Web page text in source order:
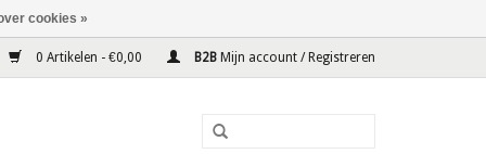
0 Artikelen - €0,00 B2B Mijn account / Registreren
cookies »